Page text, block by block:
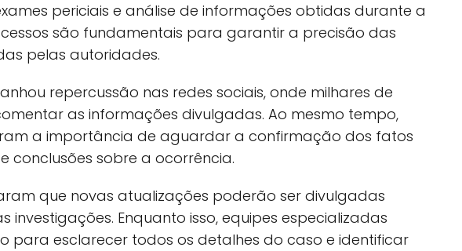
periciais e análise de informações obtidas durante a
são fundamentais para garantir a precisão das
pelas autoridades.
repercussão nas redes sociais, onde milhares de
as informações divulgadas. Ao mesmo tempo,
a importância de aguardar a confirmação dos fatos
conclusões sobre a ocorrência.
que novas atualizações poderão ser divulgadas
investigações. Enquanto isso, equipes especializadas
para esclarecer todos os detalhes do caso e identificar